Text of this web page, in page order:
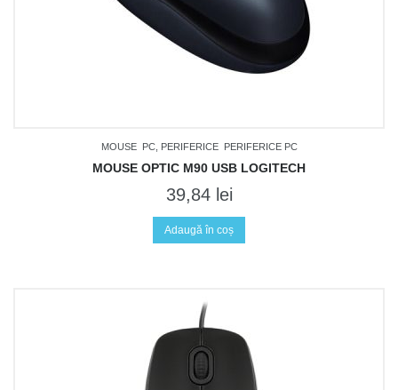
MOUSE PC, PERIFERICE PERIFERICE PC
MOUSE OPTIC M90 USB LOGITECH
39,84 lei
Adaugă în coș